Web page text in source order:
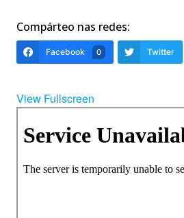
Compárteo nas redes:
Facebook 0 Twitter
View Fullscreen